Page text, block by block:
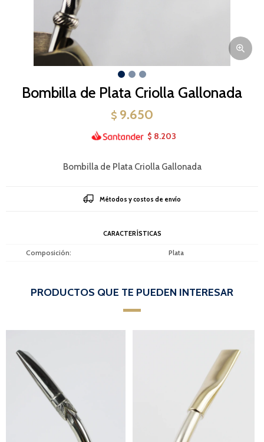
Bombilla de Plata Criolla Gallonada
$ 9.650
$ 8.203
Bombilla de Plata Criolla Gallonada
Métodos y costos de envío
CARACTERÍSTICAS
Composición Plata
PRODUCTOS QUE TE PUEDEN INTERESAR